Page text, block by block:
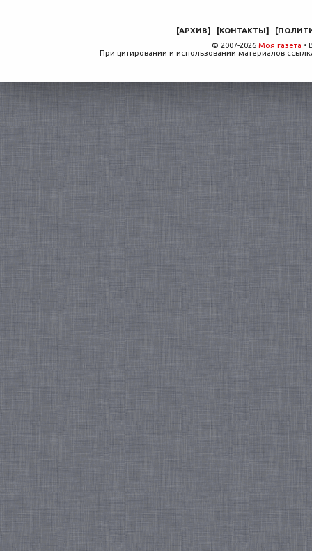
[АРХИВ] [КОНТАКТЫ] [
© 2007-2026 Моя газета •
При цитировании и использовании материалов